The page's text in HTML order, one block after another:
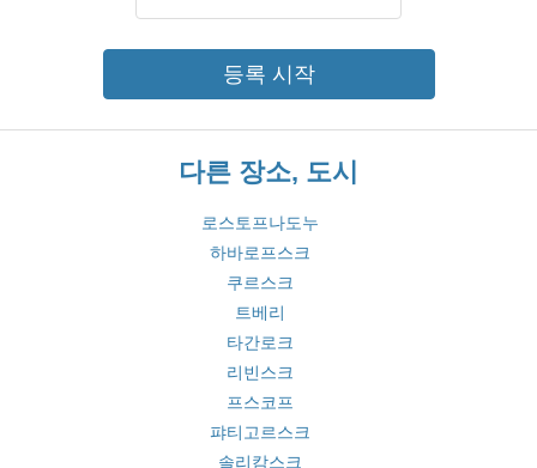
등록 시작
다른 장소, 도시
로스토프나도누
하바로프스크
쿠르스크
트베리
타간로크
리빈스크
프스코프
퍄티고르스크
솔리캄스크